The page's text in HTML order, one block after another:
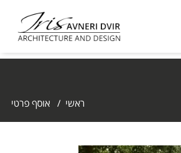
ראשי / אוסף פרטי